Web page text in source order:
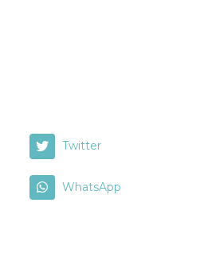
Twitter
WhatsApp